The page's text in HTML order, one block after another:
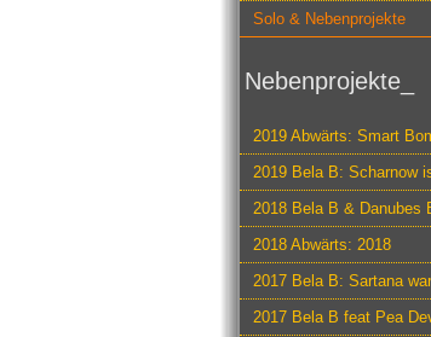
Solo & Nebenprojekte
Nebenprojekte_
2019 Abwärts: Smart
2019 Bela B: Scharnow
2018 Bela B & Danubes
2018 Abwärts: 2018
2017 Bela B: Sartana
2017 Bela B feat Pea